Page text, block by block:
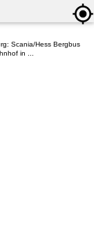
Scania/Hess Bergbus
in ...